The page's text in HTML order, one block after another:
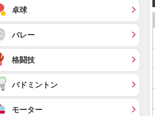
卓球
バレー
格闘技
バドミントン
モーター